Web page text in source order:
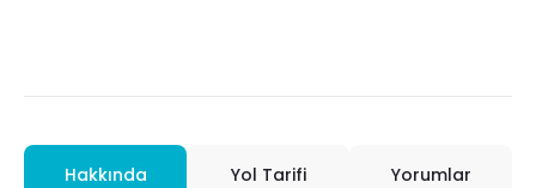
Hakkında Yol Tarifi Yorumlar